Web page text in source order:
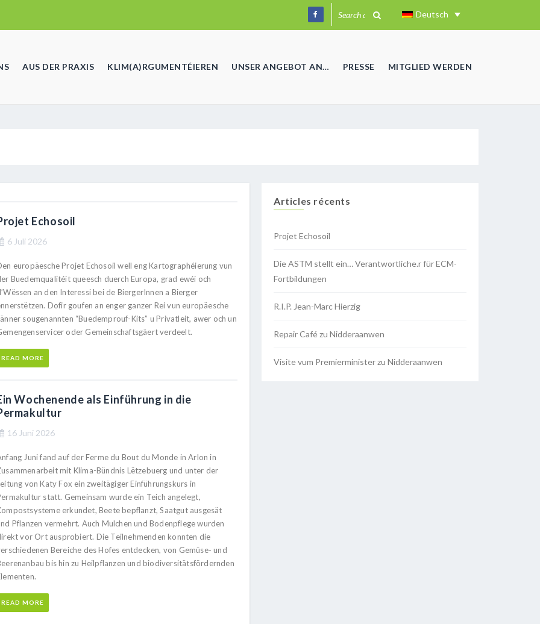
Deutsch
AUS DER PRAXIS KLIM(A)RGUMENTÉIEREN UNSER ANGEBOT AN… PRESSE MITGLIED WERDEN
Echosoil
6 Juli 2026
europäesche Projet Echosoil well eng Kartographéierung vun
Buedemqualitéit queesch duerch Europa, grad ewéi och
an den Interessi bei de BiergerInnen a Bierger
Dofir goufen an enger ganzer Rei vun europäesche
sougenannten “Buedemprouf-Kits” u Privatleit, awer och un
oder Gemeinschaftsgäert verdeelt.
READ MORE
Wochenende als Einführung in die
16 Juni 2026
Juni fand auf der Ferme du Bout du Monde in Arlon in
mit Klima-Bündnis Lëtzebuerg und unter der
von Katy Fox ein zweitägiger Einführungskurs in
statt. Gemeinsam wurde ein Teich angelegt,
erkundet, Beete bepflanzt, Saatgut ausgesät
Pflanzen vermehrt. Auch Mulchen und Bodenpflege wurden
vor Ort ausprobiert. Die Teilnehmenden konnten die
Bereiche des Hofes entdecken, von Gemüse- und
bis hin zu Heilpflanzen und biodiversitätsfördernden
READ MORE
Articles récents
Projet Echosoil
Die ASTM stellt ein… Verantwortliche.r für ECM-
Fortbildungen
R.I.P. Jean-Marc Hierzig
Repair Café zu Nidderaanwen
Visite vum Premierminister zu Nidderaanwen